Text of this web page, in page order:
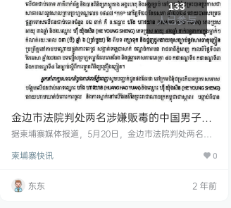
133
人已参与
金边市法院判处两名涉嫌贩毒的中国男子3
年6个月监禁，刑满后将被驱逐出境！
据柬埔寨媒体报道，5月20日，金边市法院判处两名涉
期满后，他们将被驱逐出境，并禁止再次入境。 两名
YOUNG SHENG，男，42岁。 他们于2023年4月3日
在金边桑园区被捕，并被控违反《毒品管制法》。
柬埔寨快讯 0
东东 2 年前